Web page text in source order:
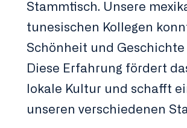
Stammtisch. Unsere
tunesischen Kollegen
Schönheit und
Diese Erfahrung fördert
lokale Kultur und schafft
unseren verschiedenen